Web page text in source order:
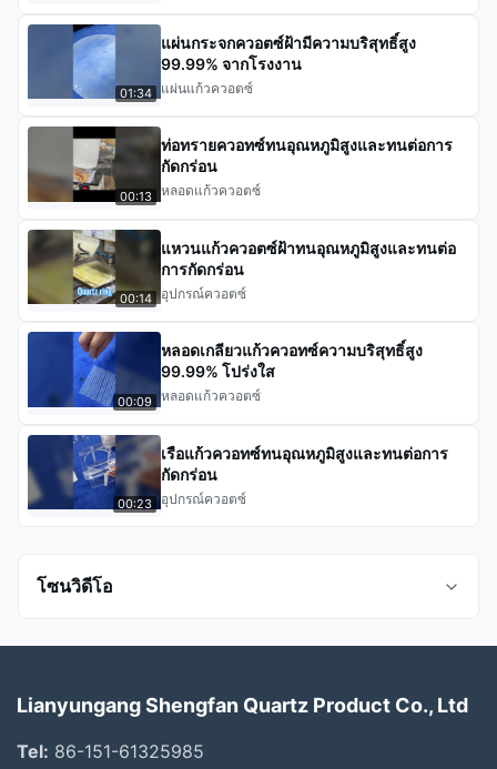
01:34
แผ่นกระจกควอตซ์ฝ้ามีความบริสุทธิ์สูง
99.99% จากโรงงาน
แผ่นแก้วควอตซ์
00:13
ท่อทรายควอทซ์ทนอุณหภูมิสูงและทนต่อการ
กัดกร่อน
หลอดแก้วควอตซ์
00:14
แหวนแก้วควอตซ์ฝ้าทนอุณหภูมิสูงและทนต่อ
การกัดกร่อน
อุปกรณ์ควอตซ์
00:09
หลอดเกลียวแก้วควอทซ์ความบริสุทธิ์สูง
99.99% โปร่งใส
หลอดแก้วควอตซ์
00:23
เรือแก้วควอทซ์ทนอุณหภูมิสูงและทนต่อการ
กัดกร่อน
อุปกรณ์ควอตซ์
โซนวิดีโอ
Daley
Lianyungang Shengfan Quartz Product Co., Ltd
Tel: 86-151-61325985